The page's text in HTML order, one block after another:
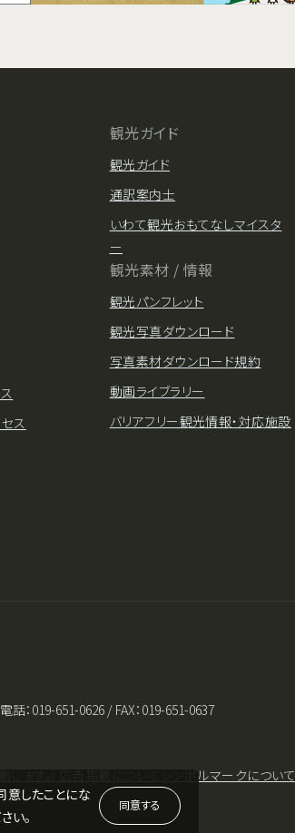
意したことにな
い。
同意する
ス
観光ガイド
観光ガイド
通訳案内士
いわて観光おもてなしマイスタ
ー
観光素材 / 情報
観光パンフレット
観光写真ダウンロード
写真素材ダウンロード規約
動画ライブラリー
バリアフリー観光情報・対応施設
：019-651-0626 / FAX：019-651-0637
シンボルマークについて